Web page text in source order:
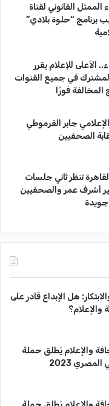
الممثل القانوني لقناة
برنامج “حلوة بلادي”
الأعلى للإعلام يقرر
في جميع القنوات
المخالفة فورًا
جابر القرموطي
الصحفيين
تنظر ثاني جلسات
أشرف عمر والصحفيين
جويدة
هل الإبداع قادر على
والإعلام؟
والإعلام يُطلق حملة
2023